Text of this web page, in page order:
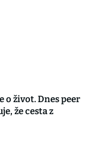
o život. Dnes peer
že cesta z